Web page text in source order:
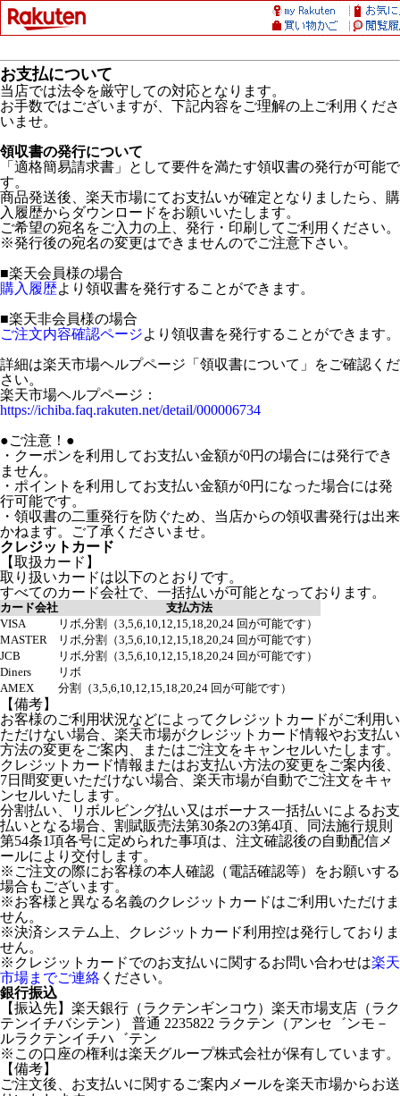
お支払について
当店では法令を厳守しての対応となります。
お手数ではございますが、下記内容をご理解の上ご利用くださ
いませ。
領収書の発行について
「適格簡易請求書」として要件を満たす領収書の発行が可能で
す。
商品発送後、楽天市場にてお支払いが確定となりましたら、購
入履歴からダウンロードをお願いいたします。
ご希望の宛名をご入力の上、発行・印刷してご利用ください。
※発行後の宛名の変更はできませんのでご注意下さい。
■楽天会員様の場合
購入履歴より領収書を発行することができます。
■楽天非会員様の場合
ご注文内容確認ページより領収書を発行することができます。
詳細は楽天市場ヘルプページ「領収書について」をご確認くだ
さい。
楽天市場ヘルプページ：
https://ichiba.faq.rakuten.net/detail/000006734
●ご注意！●
・クーポンを利用してお支払い金額が0円の場合には発行でき
ません。
・ポイントを利用してお支払い金額が0円になった場合には発
行可能です。
・領収書の二重発行を防ぐため、当店からの領収書発行は出来
かねます。ご了承くださいませ。
クレジットカード
【取扱カード】
取り扱いカードは以下のとおりです。
すべてのカード会社で、一括払いが可能となっております。
カード会社
支払方法
VISA
リボ,分割（3,5,6,10,12,15,18,20,24 回が可能です）
MASTER
リボ,分割（3,5,6,10,12,15,18,20,24 回が可能です）
JCB
リボ,分割（3,5,6,10,12,15,18,20,24 回が可能です）
Diners
リボ
AMEX
分割（3,5,6,10,12,15,18,20,24 回が可能です）
【備考】
お客様のご利用状況などによってクレジットカードがご利用い
ただけない場合、楽天市場がクレジットカード情報やお支払い
方法の変更をご案内、またはご注文をキャンセルいたします。
クレジットカード情報またはお支払い方法の変更をご案内後、
7日間変更いただけない場合、楽天市場が自動でご注文をキャ
ンセルいたします。
分割払い、リボルビング払い又はボーナス一括払いによるお支
払いとなる場合、割賦販売法第30条2の3第4項、同法施行規則
第54条1項各号に定められた事項は、注文確認後の自動配信メ
ールにより交付します。
※ご注文の際にお客様の本人確認（電話確認等）をお願いする
場合もございます。
※お客様と異なる名義のクレジットカードはご利用いただけま
せん。
※決済システム上、クレジットカード利用控は発行しておりま
せん。
※クレジットカードでのお支払いに関するお問い合わせは楽天
市場までご連絡 ください。
銀行振込
【振込先】楽天銀行（ラクテンギンコウ）楽天市場支店（ラク
テンイチバシテン） 普通 2235822 ラクテン（アンセ゛ンモ－
ルラクテンイチハ゛テン
※この口座の権利は楽天グループ株式会社が保有しています。
【備考】
ご注文後、お支払いに関するご案内メールを楽天市場からお送